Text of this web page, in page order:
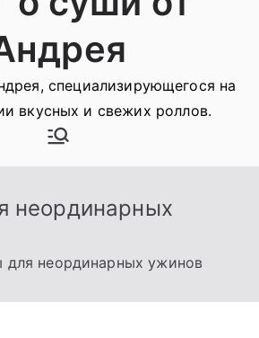
специализирующегося на
вкусных и свежих роллов.
неординарных
для неординарных ужинов